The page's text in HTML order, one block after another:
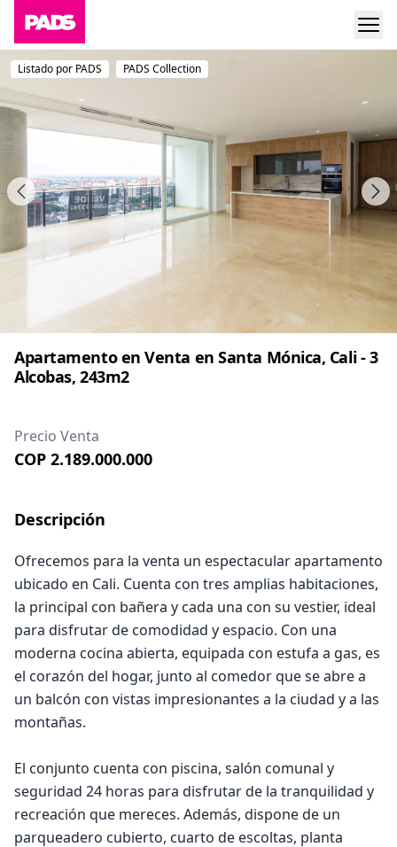
Listado por PADS PADS Collection
Apartamento en Venta en Santa Mónica, Cali - 3
Alcobas, 243m2
Precio Venta
COP 2.189.000.000
Descripción
Ofrecemos para la venta un espectacular apartamento
ubicado en Cali. Cuenta con tres amplias habitaciones,
la principal con bañera y cada una con su vestier, ideal
para disfrutar de comodidad y espacio. Con una
moderna cocina abierta, equipada con estufa a gas, es
el corazón del hogar, junto al comedor que se abre a
un balcón con vistas impresionantes a la ciudad y a las
montañas.
El conjunto cuenta con piscina, salón comunal y
seguridad 24 horas para disfrutar de la tranquilidad y
recreación que mereces. Además, dispone de un
parqueadero cubierto, cuarto de escoltas, planta